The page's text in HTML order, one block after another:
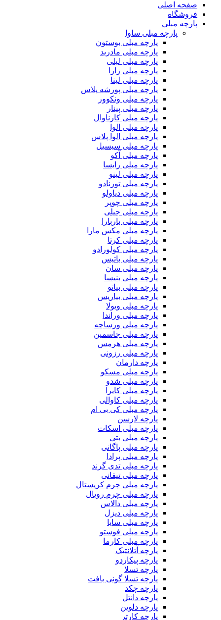
صفحه اصلی
فروشگاه
پارچه مبلی
پارچه مبلی ساوا
پارچه مبلی بوستون
پارچه مبلی مادرید
پارچه مبلی لیلی
پارچه مبلی زارا
پارچه مبلی لینا
پارچه مبلی پورشه پلاس
پارچه مبلی ونکوور
پارچه مبلی پینار
پارچه مبلی کارناوال
پارچه مبلی الوا
پارچه مبلی الوا پلاس
پارچه مبلی سیسیل
پارچه مبلی آکو
پارچه مبلی رایسا
پارچه مبلی لینو
پارچه مبلی تورنادو
پارچه مبلی دیاولو
پارچه مبلی چوپر
پارچه مبلی جیلی
پارچه مبلی باربارا
پارچه مبلی مکس مارا
پارچه مبلی کرتا
پارچه مبلی کولورادو
پارچه مبلی باتیس
پارچه مبلی سان
پارچه مبلی بنیسا
پارچه مبلی بیاتو
پارچه مبلی بیاریس
پارچه مبلی ویولا
پارچه مبلی وراندا
پارچه مبلی ورساچه
پارچه مبلی جاسمین
پارچه مبلی هرمس
پارچه مبلی رزونی
پارچه دارمان
پارچه مبلی مسکو
پارچه مبلی شدو
پارچه مبلی کایرا
پارچه مبلی کاوالی
پارچه مبلی کی بی ام
پارچه لارسن
پارچه مبلی اسکات
پارچه مبلی بتی
پارچه مبلی پاگانی
پارچه مبلی پرادا
پارچه مبلی تدی گرند
پارچه مبلی تیفانی
پارچه مبلی چرم کریستال
پارچه مبلی چرم رویال
پارچه مبلی دالاس
پارچه مبلی دیزل
پارچه مبلی سایا
پارچه مبلی فوستو
پارچه مبلی کارما
پارچه آتلانتیک
پارچه پیکاردو
پارچه تسلا
پارچه تسلا گونی بافت
پارچه چکد
پارچه دانتل
پارچه دلوین
پارچه کارتر